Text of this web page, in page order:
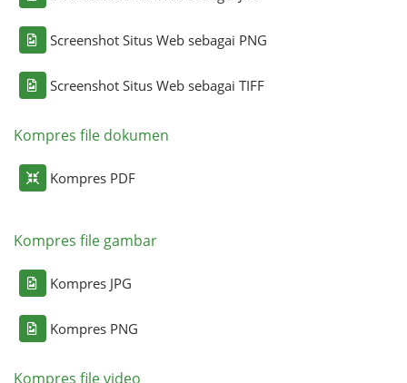
Screenshot Situs Web sebagai PNG
Screenshot Situs Web sebagai TIFF
Kompres file dokumen
Kompres PDF
Kompres file gambar
Kompres JPG
Kompres PNG
Kompres file video